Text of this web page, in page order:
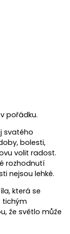
pořádku.
svatého
bolesti,
volit radost.
rozhodnutí
nejsou lehké.
která se
tichým
že světlo může